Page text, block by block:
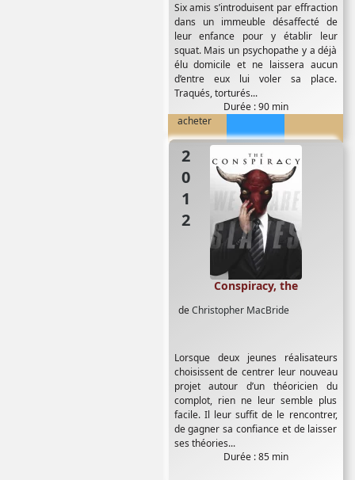
Six amis s’introduisent par effraction
dans un immeuble désaffecté de
leur enfance pour y établir leur
squat. Mais un psychopathe y a déjà
élu domicile et ne laissera aucun
d’entre eux lui voler sa place.
Traqués, torturés...
Durée : 90 min
acheter
2012
deChristopher MacBride
Conspiracy, the
Lorsque deux jeunes réalisateurs
choisissent de centrer leur nouveau
projet autour d’un théoricien du
complot, rien ne leur semble plus
facile. Il leur suffit de le rencontrer,
de gagner sa confiance et de laisser
ses théories...
Durée : 85 min